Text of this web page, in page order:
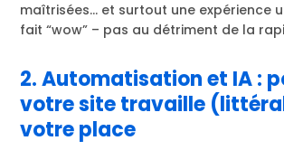
maîtrisées… et surtout une expérience
fait “wow” – pas au détriment de la
2. Automatisation et IA :
votre site travaille
votre place